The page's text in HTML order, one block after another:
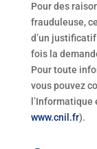
Pour des
frauduleuse,
d’un
fois la
Pour toute
vous pouvez
www.cnil.fr).